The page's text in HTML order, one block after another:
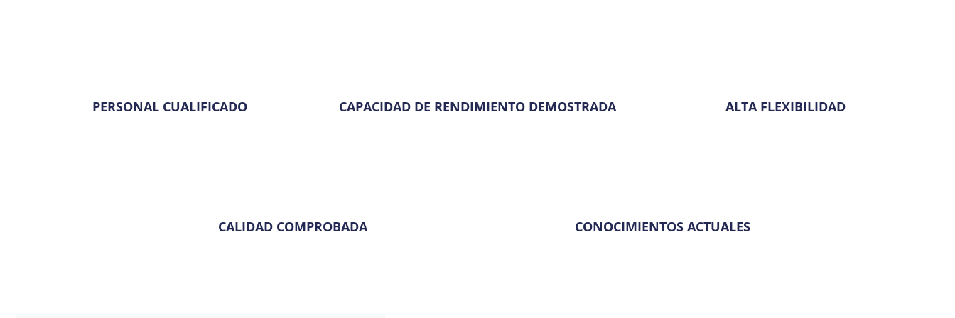
PERSONAL CUALIFICADO CAPACIDAD DE RENDIMIENTO DEMOSTRADA ALTA FLEXIBILIDAD
CALIDAD COMPROBADA CONOCIMIENTOS ACTUALES